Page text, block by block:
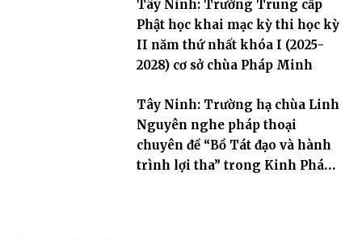
Tây Ninh: Trường Trung cấp
Phật học khai mạc kỳ thi học kỳ
II năm thứ nhất khóa I (2025-
2028) cơ sở chùa Pháp Minh
Tây Ninh: Trường hạ chùa Linh
Nguyên nghe pháp thoại
chuyên đề “Bồ Tát đạo và hành
trình lợi tha” trong Kinh Pháp